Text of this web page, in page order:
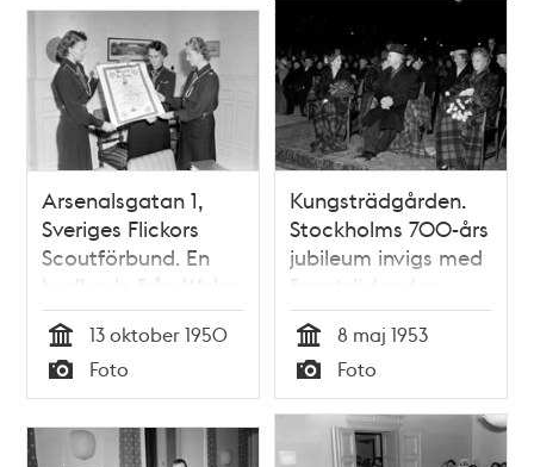
gata"" där
representanter för
utländska
beskickningar i
Stockholm deltar
Arsenalsgatan 1,
Sveriges Flickors
Scoutförbund. En
budkavle från Wales
överlämnas till
prinsessan Sibylla.
Till vänster Sigrid
Thomson, i mitten
Birgit Nordlinder
Tid
13 oktober 1950
Typ
Foto
Kungsträdgården.
Stockholms 700-års
jubileum invigs med
framträdanden.
Kungaparet och
prinsessan Sibylla
sitter inlindade i
filtar och tittar
Tid
8 maj 1953
Typ
Foto